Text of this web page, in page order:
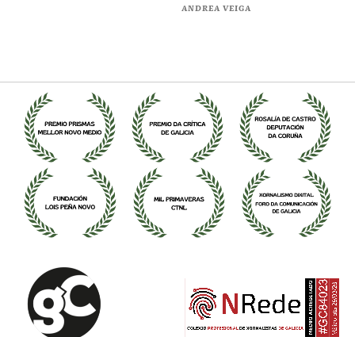
ANDREA VEIGA